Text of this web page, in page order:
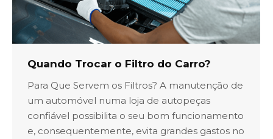
Quando Trocar o Filtro do Carro?
Para Que Servem os Filtros? A manutenção de
um automóvel numa loja de autopeças
confiável possibilita o seu bom funcionamento
e, consequentemente, evita grandes gastos no